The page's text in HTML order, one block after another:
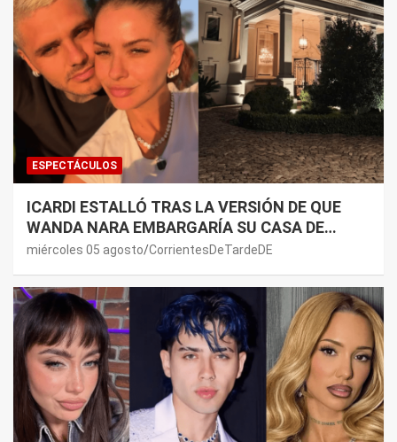
ESPECTÁCULOS
ICARDI ESTALLÓ TRAS LA VERSIÓN DE QUE
WANDA NARA EMBARGARÍA SU CASA DE
NORDELTA: “NECESITAN RASCAR DE ALGÚN
miércoles 05 agosto CorrientesDeTardeDE